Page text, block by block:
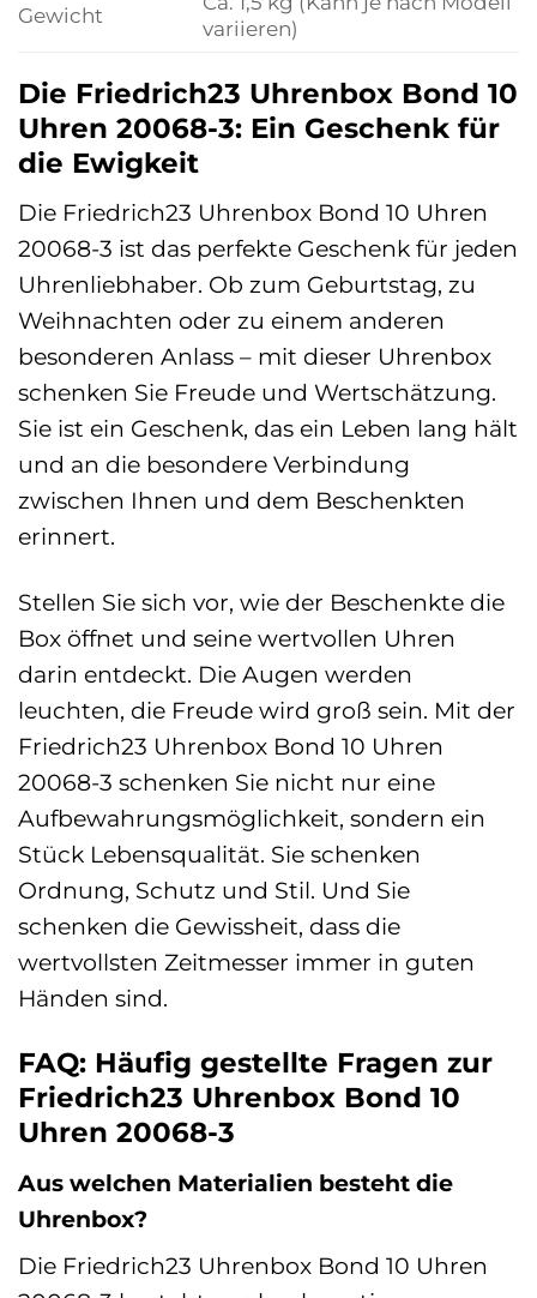
Gewicht
variieren)
Die Friedrich23 Uhrenbox Bond 10
Uhren 20068-3: Ein Geschenk für
die Ewigkeit
Die Friedrich23 Uhrenbox Bond 10 Uhren
20068-3 ist das perfekte Geschenk für jeden
Uhrenliebhaber. Ob zum Geburtstag, zu
Weihnachten oder zu einem anderen
besonderen Anlass – mit dieser Uhrenbox
schenken Sie Freude und Wertschätzung.
Sie ist ein Geschenk, das ein Leben lang hält
und an die besondere Verbindung
zwischen Ihnen und dem Beschenkten
erinnert.
Stellen Sie sich vor, wie der Beschenkte die
Box öffnet und seine wertvollen Uhren
darin entdeckt. Die Augen werden
leuchten, die Freude wird groß sein. Mit der
Friedrich23 Uhrenbox Bond 10 Uhren
20068-3 schenken Sie nicht nur eine
Aufbewahrungsmöglichkeit, sondern ein
Stück Lebensqualität. Sie schenken
Ordnung, Schutz und Stil. Und Sie
schenken die Gewissheit, dass die
wertvollsten Zeitmesser immer in guten
Händen sind.
FAQ: Häufig gestellte Fragen zur
Friedrich23 Uhrenbox Bond 10
Uhren 20068-3
Aus welchen Materialien besteht die
Uhrenbox?
Die Friedrich23 Uhrenbox Bond 10 Uhren